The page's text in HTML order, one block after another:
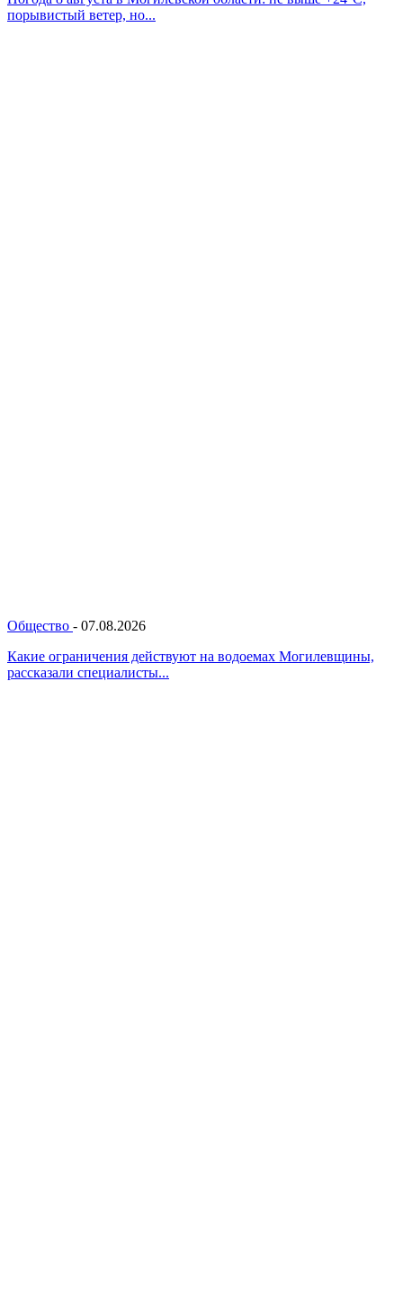
порывистый ветер, но...
Общество - 07.08.2026
Какие ограничения действуют на водоемах Могилевщины,
рассказали специалисты...